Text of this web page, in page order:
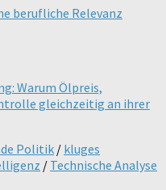
berufliche Relevanz
Politik/ kluges
/ Technische Analyse